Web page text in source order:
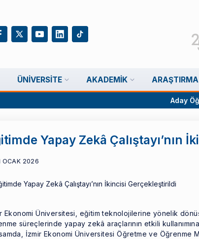
ÜNIVERSITE AKADEMIK ARAŞTIRMA
Aday
Yapay Zekâ Çalıştayı’nın
OCAK 2026
Ekonomi Üniversitesi, eğitim teknolojilerine yönelik
süreçlerinde yapay zekâ araçlarının etkili
İzmir Ekonomi Üniversitesi Öğretme ve Öğrenme